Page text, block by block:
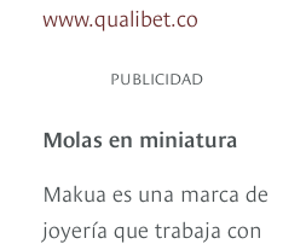
www.qualibet.co
PUBLICIDAD
Molas en miniatura
Makua es una marca de
joyería que trabaja con